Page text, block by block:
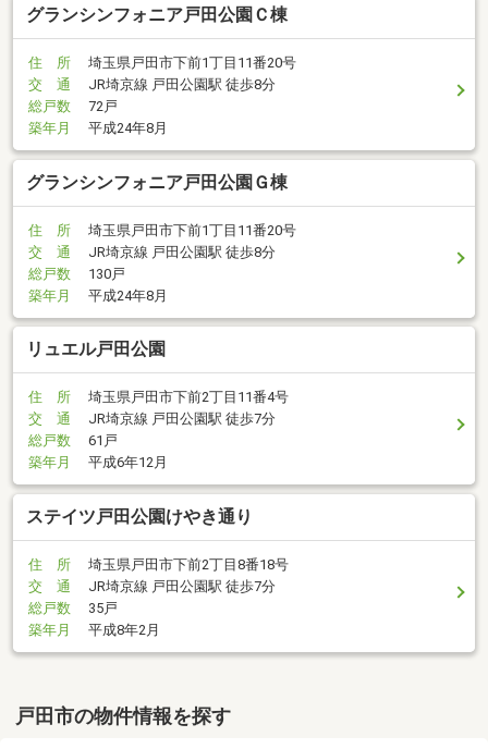
グランシンフォニア戸田公園Ｃ棟
住 所
埼玉県戸田市下前1丁目11番20号
交 通
JR埼京線 戸田公園駅 徒歩8分
総戸数
72戸
築年月
平成24年8月
グランシンフォニア戸田公園Ｇ棟
住 所
埼玉県戸田市下前1丁目11番20号
交 通
JR埼京線 戸田公園駅 徒歩8分
総戸数
130戸
築年月
平成24年8月
リュエル戸田公園
住 所
埼玉県戸田市下前2丁目11番4号
交 通
JR埼京線 戸田公園駅 徒歩7分
総戸数
61戸
築年月
平成6年12月
ステイツ戸田公園けやき通り
住 所
埼玉県戸田市下前2丁目8番18号
交 通
JR埼京線 戸田公園駅 徒歩7分
総戸数
35戸
築年月
平成8年2月
戸田市の物件情報を探す